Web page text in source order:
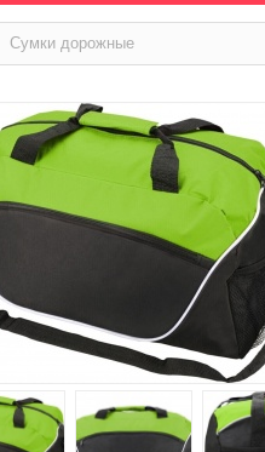
Сумки дорожные